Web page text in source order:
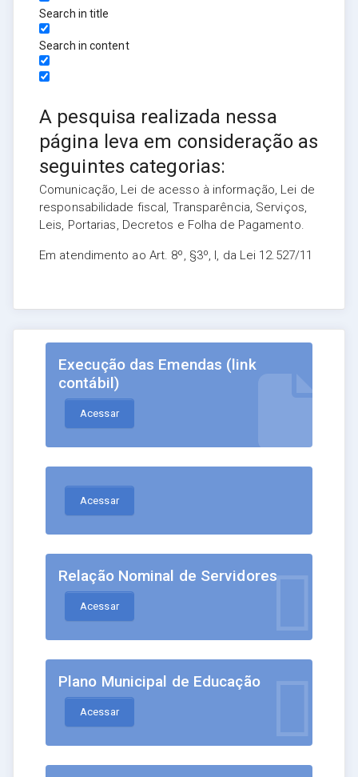
Search in title
Search in content
A pesquisa realizada nessa
página leva em consideração as
seguintes categorias:
Comunicação, Lei de acesso à informação, Lei de
responsabilidade fiscal, Transparência, Serviços,
Leis, Portarias, Decretos e Folha de Pagamento.
Em atendimento ao Art. 8º, §3º, I, da Lei 12.527/11
Execução das Emendas (link
contábil)
Acessar
Acessar
Relação Nominal de Servidores
Acessar
Plano Municipal de Educação
Acessar